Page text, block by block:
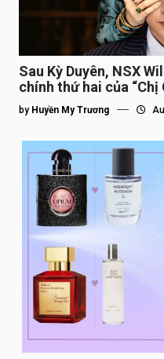
Sau Kỳ Duyên, NSX
chính thứ hai của “Chị
by Huyền My Trương